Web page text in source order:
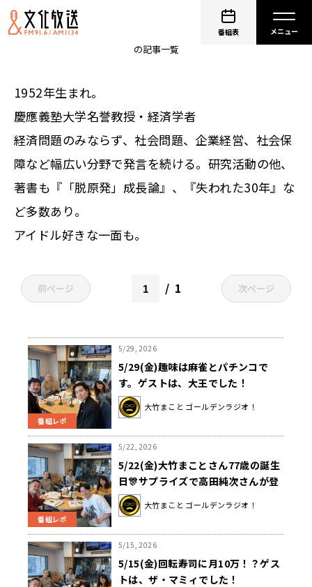
番組表
の記事一覧
1952年生まれ。
慶應義塾大学名誉教授・経済学者
経済問題のみならず、社会問題、企業経営、社会保
障など幅広い分野で発言を続ける。研究活動の他、
著書も『「脱原発」成長論』、『失われた30年』な
ど多数あり。
アイドル好きな一面も。
前ページ 1 次ページ
番組レポ
5/29, 2026
5/29(金)趣味は麻雀とパチンコで
す。ゲストは、大王でした！
大竹まこと ゴールデンラジオ！
番組レポ
5/22, 2026
5/22(金)大竹まことさん77歳の誕生
日🎊サプライズで高田純次さんが登
場！
大竹まこと ゴールデンラジオ！
5/15, 2026
5/15(金)回転寿司に月10万！？ゲス
トは、ザ・マミィでした！